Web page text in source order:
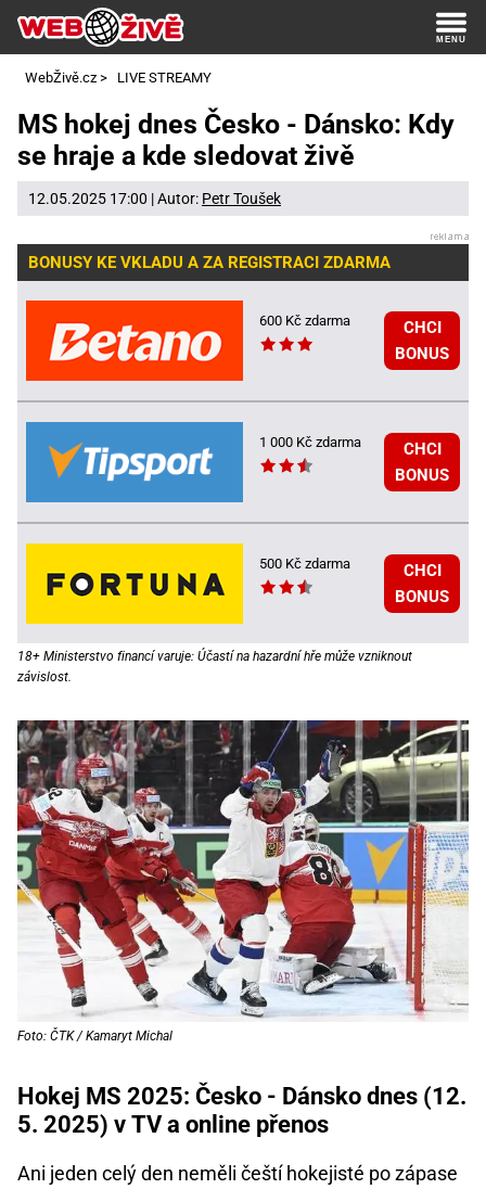
WebŽivě.cz > LIVE STREAMY
MS hokej dnes Česko - Dánsko: Kdy
se hraje a kde sledovat živě
12.05.2025 17:00 | Autor: Petr Toušek
BONUSY KE VKLADU A ZA REGISTRACI ZDARMA
600 Kč zdarma
CHCI
BONUS
1 000 Kč zdarma
CHCI
BONUS
500 Kč zdarma
CHCI
BONUS
18+ Ministerstvo financí varuje: Účastí na hazardní hře může vzniknout
závislost.
Foto: ČTK / Kamaryt Michal
Hokej MS 2025: Česko - Dánsko dnes (12.
5. 2025) v TV a online přenos
Ani jeden celý den neměli čeští hokejisté po zápase